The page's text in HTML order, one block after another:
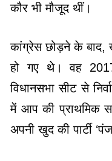
कौर भी मौजूद थीं।
कांग्रेस छोड़ने के बाद,
हो गए थे। वह
विधानसभा सीट से
में आप की प्राथमिक
अपनी खुद की पार्टी